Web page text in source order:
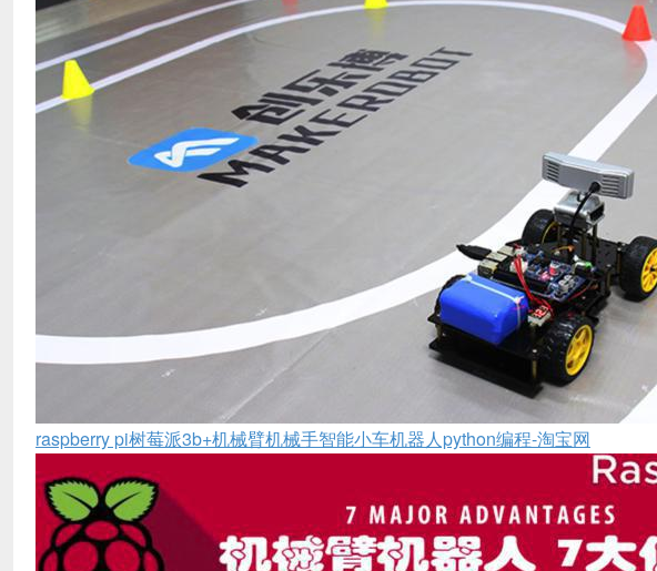
raspberry pi树莓派3b+机械臂机械手智能小车机器人python编程-淘宝网